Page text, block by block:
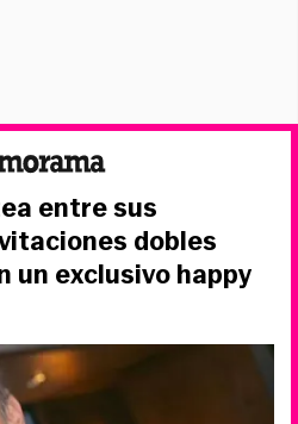
entre sus
dobles
un exclusivo happy